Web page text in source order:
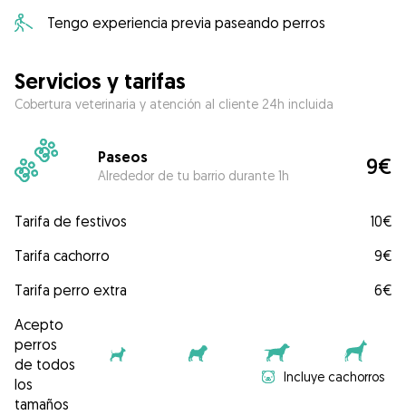
Tengo experiencia previa paseando perros
Servicios y tarifas
Cobertura veterinaria y atención al cliente 24h incluida
Paseos
Alrededor de tu barrio durante 1h 9€
Tarifa de festivos
10€
Tarifa cachorro
9€
Tarifa perro extra
6€
Acepto
perros
de todos
los
tamaños
Incluye cachorros